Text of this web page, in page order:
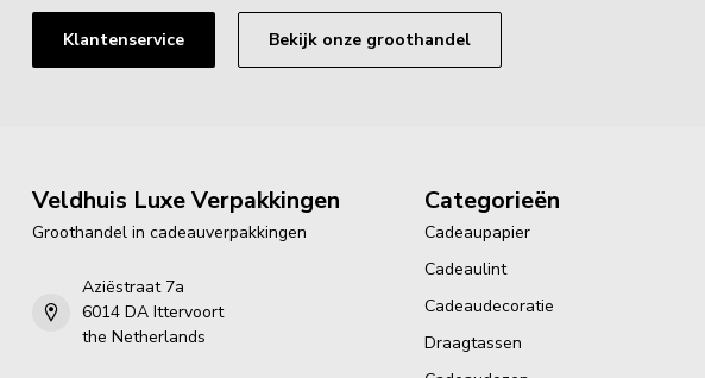
Klantenservice Bekijk onze groothandel
Veldhuis Luxe Verpakkingen
Groothandel in cadeauverpakkingen
Aziëstraat 7a
6014 DA Ittervoort
the Netherlands
Categorieën
Cadeaupapier
Cadeaulint
Cadeaudecoratie
Draagtassen